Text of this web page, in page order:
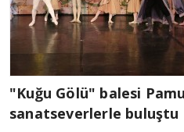
"Kuğu Gölü" balesi
sanatseverlerle buluştu